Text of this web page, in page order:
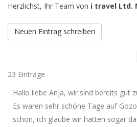
Herzlichst, Ihr Team von i travel Ltd.
23 Einträge
Hallo liebe Anja, wir sind bereits gut
Es waren sehr schöne Tage auf
schön, ich glaube wir hatten sogar